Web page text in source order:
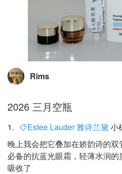
Rims
2026 三月空瓶
1. Estee Lauder 雅诗兰黛小
晚上我会把它叠加在娇韵诗的
必备的抗蓝光眼霜，轻薄水润
吸收了